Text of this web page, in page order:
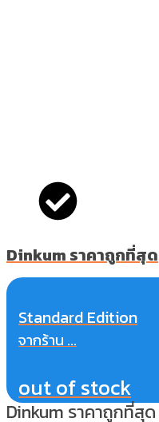
Dinkum ราคาถูกที่สุด
Standard Edition
จากร้าน ...
out of stock
Dinkum ราคาถูกที่สุด